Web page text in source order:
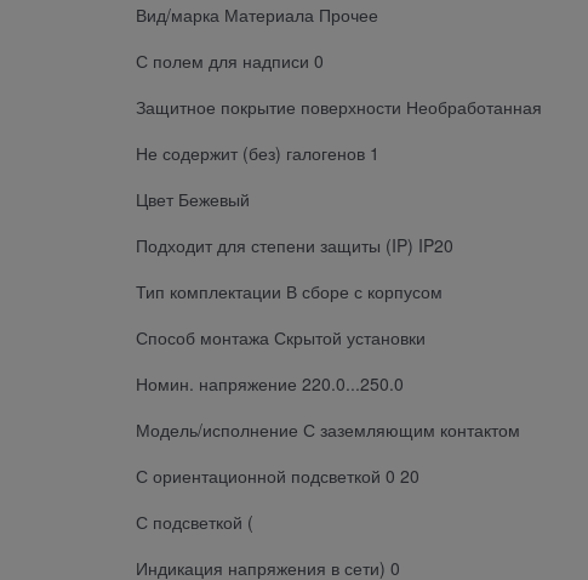
Вид/марка Материала Прочее
С полем для надписи 0
Защитное покрытие поверхности Необработанная
Не содержит (без) галогенов 1
Цвет Бежевый
Подходит для степени защиты (IP) IP20
Тип комплектации В сборе с корпусом
Способ монтажа Скрытой установки
Номин. напряжение 220.0...250.0
Модель/исполнение С заземляющим контактом
С ориентационной подсветкой 0 20
С подсветкой (
Индикация напряжения в сети) 0